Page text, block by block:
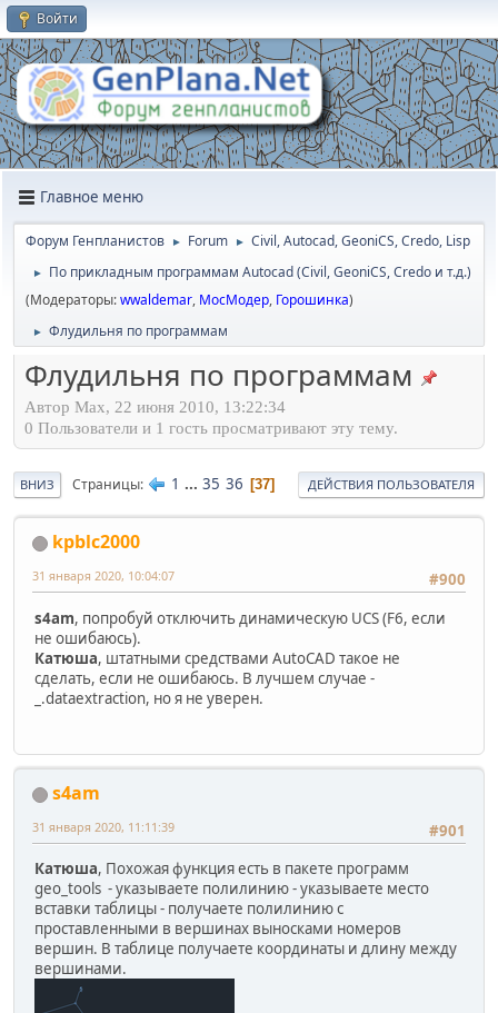
Войти
Главное меню
Форум Генпланистов ► Forum ► Civil, Autocad, GeoniCS, Credo, Lisp
►
По прикладным программам Autocad (Civil, GeoniCS, Credo и т.д.)
(Модераторы:wwaldemar, МосМодер, Горошинка)
► Флудильня по программам
Флудильня по программам
Автор Max, 22 июня 2010, 13:22:34
0 Пользователи и 1 гость просматривают эту тему.
ВНИЗ Страницы 1 ... 35 36 37 ДЕЙСТВИЯ ПОЛЬЗОВАТЕЛЯ
kpblc2000
#900
31 января 2020, 10:04:07
s4am, попробуй отключить динамическую UCS (F6, если
не ошибаюсь).
Катюша, штатными средствами AutoCAD такое не
сделать, если не ошибаюсь. В лучшем случае -
_.dataextraction, но я не уверен.
s4am
#901
31 января 2020, 11:11:39
Катюша, Похожая функция есть в пакете программ
geo_tools - указываете полилинию - указываете место
вставки таблицы - получаете полилинию с
проставленными в вершинах выносками номеров
вершин. В таблице получаете координаты и длину между
вершинами.